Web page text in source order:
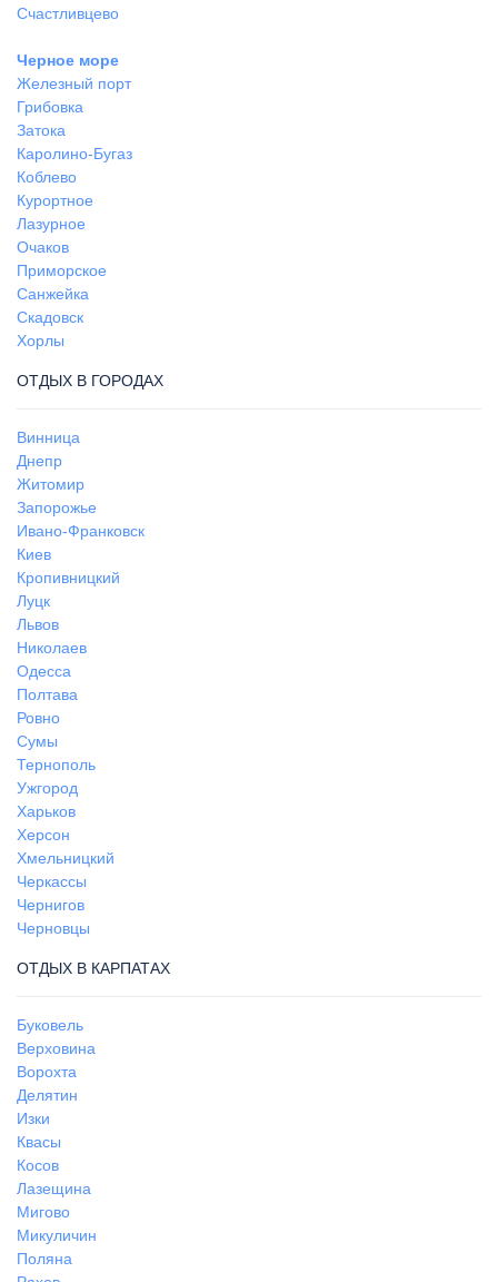
Счастливцево
Черное море
Железный порт
Грибовка
Затока
Каролино-Бугаз
Коблево
Курортное
Лазурное
Очаков
Приморское
Санжейка
Скадовск
Хорлы
ОТДЫХ В ГОРОДАХ
Винница
Днепр
Житомир
Запорожье
Ивано-Франковск
Киев
Кропивницкий
Луцк
Львов
Николаев
Одесса
Полтава
Ровно
Сумы
Тернополь
Ужгород
Харьков
Херсон
Хмельницкий
Черкассы
Чернигов
Черновцы
ОТДЫХ В КАРПАТАХ
Буковель
Верховина
Ворохта
Делятин
Изки
Квасы
Косов
Лазещина
Мигово
Микуличин
Поляна